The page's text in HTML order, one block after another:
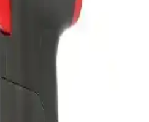
Çok Fonksiyonlu
Eğlenceli Tasarım
çok fonksiyonlu tasarımı ve
öne çıkan, gece lambası
Duvar Saati ve
Tasarım ve